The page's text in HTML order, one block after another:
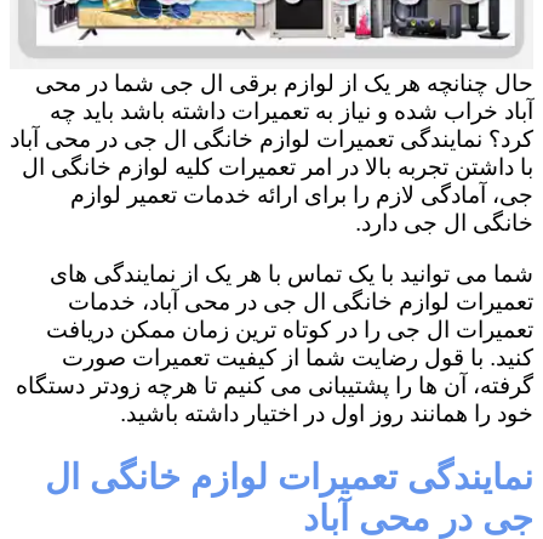
حال چنانچه هر یک از لوازم برقی ال جی شما در محی
آباد خراب شده و نیاز به تعمیرات داشته باشد باید چه
کرد؟ نمایندگی تعمیرات لوازم خانگی ال جی در محی آباد
با داشتن تجربه بالا در امر تعمیرات کلیه لوازم خانگی ال
جی، آمادگی لازم را برای ارائه خدمات تعمیر لوازم
خانگی ال جی دارد.
شما می توانید با یک تماس با هر یک از نمایندگی های
تعمیرات لوازم خانگی ال جی در محی آباد، خدمات
تعمیرات ال جی را در کوتاه ترین زمان ممکن دریافت
کنید. با قول رضایت شما از کیفیت تعمیرات صورت
گرفته، آن ها را پشتیبانی می کنیم تا هرچه زودتر دستگاه
خود را همانند روز اول در اختیار داشته باشید.
نمایندگی تعمیرات لوازم خانگی ال
جی در محی آباد